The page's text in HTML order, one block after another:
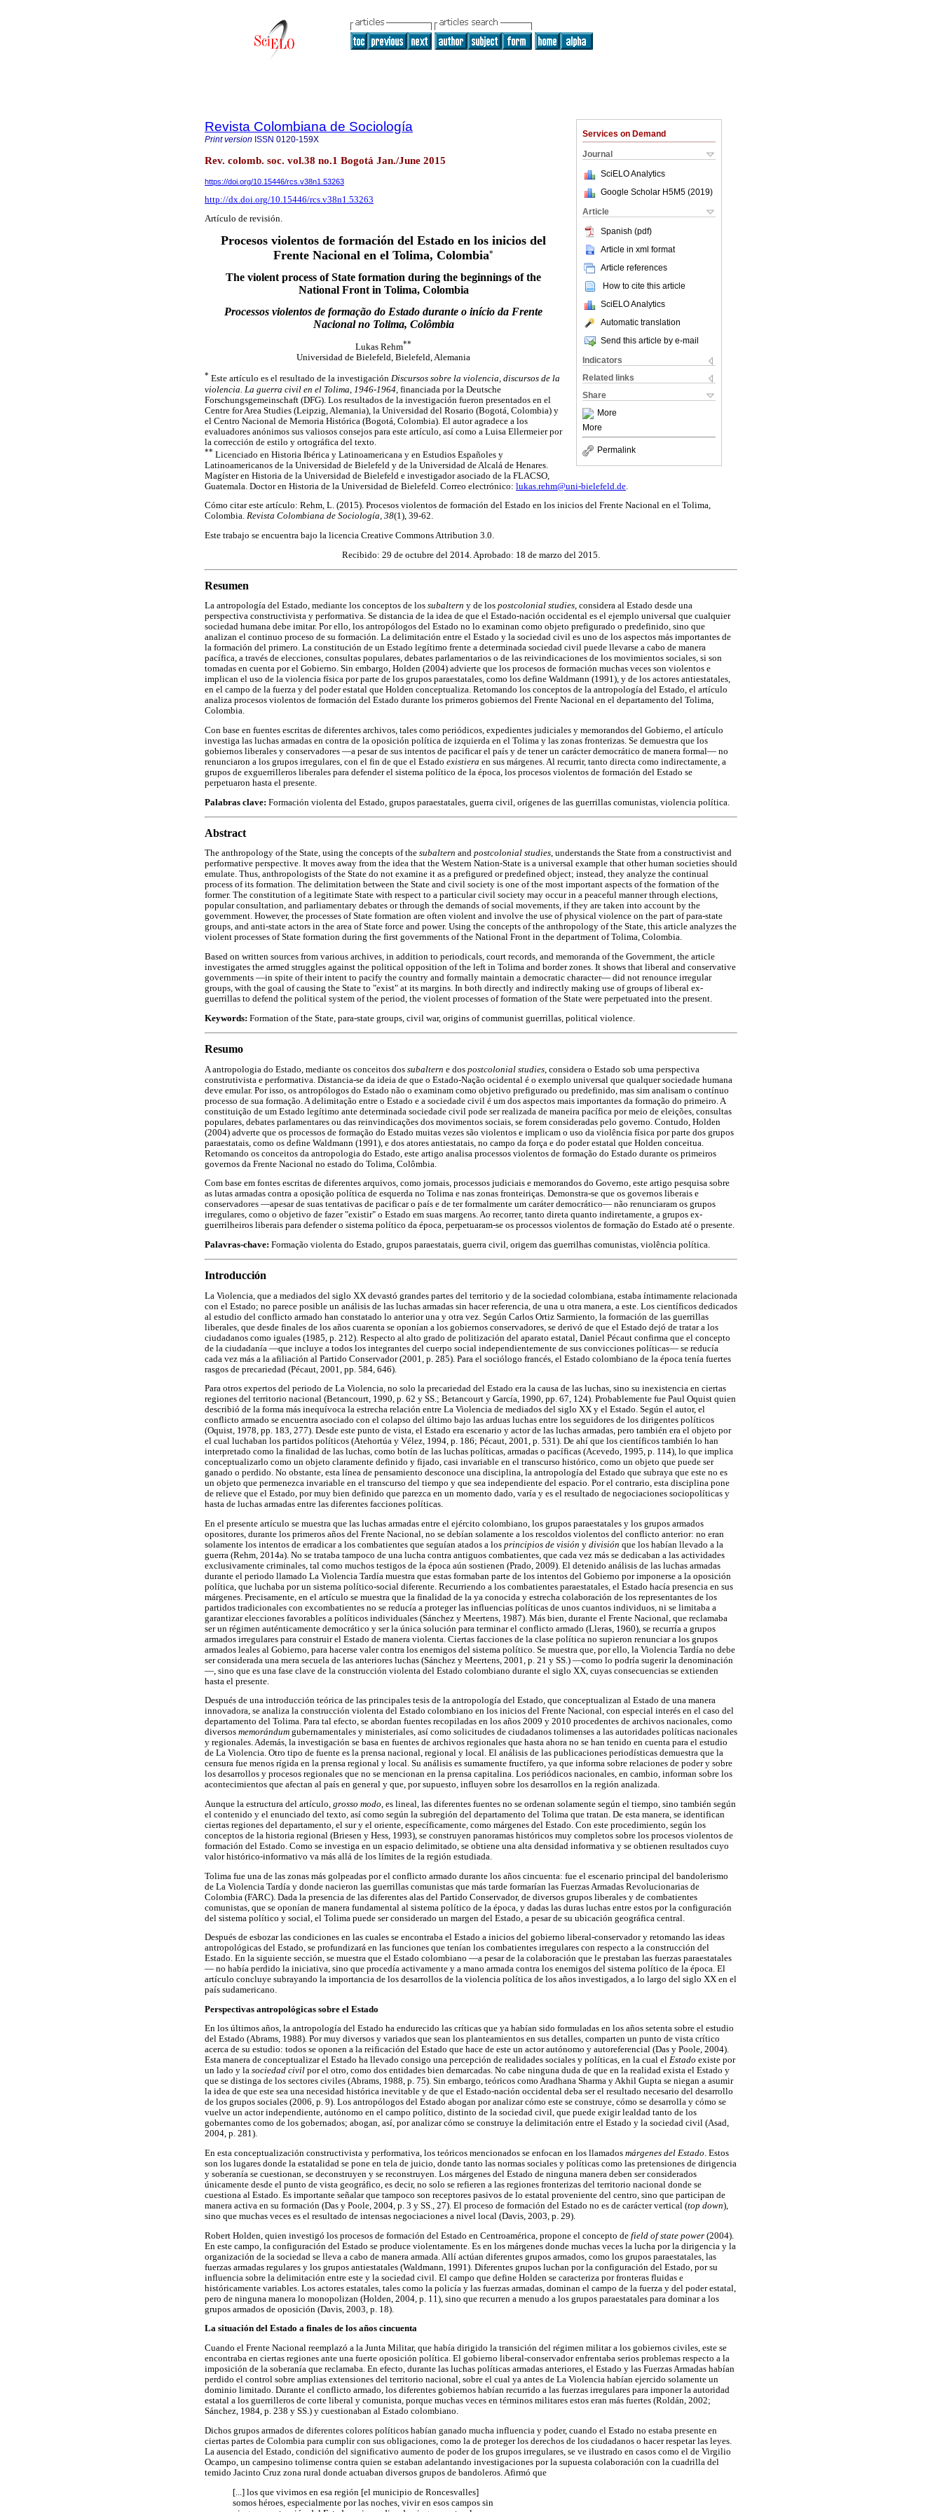
Services on Demand
Journal
SciELO Analytics
Google Scholar H5M5 (2019)
Article
Spanish (pdf)
Article in xml format
Article references
How to cite this article
SciELO Analytics
Automatic translation
Send this article by e-mail
Indicators
Related links
Share
More
More
Permalink
Revista Colombiana de Sociología
Print version ISSN 0120-159X
Rev. colomb. soc. vol.38 no.1 Bogotá Jan./June 2015
https://doi.org/10.15446/rcs.v38n1.53263
http://dx.doi.org/10.15446/rcs.v38n1.53263
Artículo de revisión.
Procesos violentos de formación del Estado en los inicios del
Frente Nacional en el Tolima, Colombia*
The violent process of State formation during the beginnings of the
National Front in Tolima, Colombia
Processos violentos de formação do Estado durante o início da Frente
Nacional no Tolima, Colômbia
Lukas Rehm**
Universidad de Bielefeld, Bielefeld, Alemania
* Este artículo es el resultado de la investigación Discursos sobre la violencia, discursos de la
violencia. La guerra civil en el Tolima, 1946-1964 , financiada por la Deutsche
Forschungsgemeinschaft (DFG). Los resultados de la investigación fueron presentados en el
Centre for Area Studies (Leipzig, Alemania), la Universidad del Rosario (Bogotá, Colombia) y
el Centro Nacional de Memoria Histórica (Bogotá, Colombia). El autor agradece a los
evaluadores anónimos sus valiosos consejos para este artículo, así como a Luisa Ellermeier por
la corrección de estilo y ortográfica del texto.
** Licenciado en Historia Ibérica y Latinoamericana y en Estudios Españoles y
Latinoamericanos de la Universidad de Bielefeld y de la Universidad de Alcalá de Henares.
Magíster en Historia de la Universidad de Bielefeld e investigador asociado de la FLACSO,
Guatemala. Doctor en Historia de la Universidad de Bielefeld. Correo electrónico: lukas.rehm@uni-bielefeld.de
Cómo citar este artículo: Rehm, L. (2015). Procesos violentos de formación del Estado en los inicios del Frente Nacional en el Tolima,
Colombia. Revista Colombiana de Sociología, 38(1), 39-62.
Este trabajo se encuentra bajo la licencia Creative Commons Attribution 3.0.
Recibido: 29 de octubre del 2014. Aprobado: 18 de marzo del 2015.
Resumen
La antropología del Estado, mediante los conceptos de los subaltern y de los postcolonial studies, considera al Estado desde una
perspectiva constructivista y performativa. Se distancia de la idea de que el Estado-nación occidental es el ejemplo universal que cualquier
sociedad humana debe imitar. Por ello, los antropólogos del Estado no lo examinan como objeto prefigurado o predefinido, sino que
analizan el continuo proceso de su formación. La delimitación entre el Estado y la sociedad civil es uno de los aspectos más importantes de
la formación del primero. La constitución de un Estado legítimo frente a determinada sociedad civil puede llevarse a cabo de manera
pacífica, a través de elecciones, consultas populares, debates parlamentarios o de las reivindicaciones de los movimientos sociales, si son
tomadas en cuenta por el Gobierno. Sin embargo, Holden (2004) advierte que los procesos de formación muchas veces son violentos e
implican el uso de la violencia física por parte de los grupos paraestatales, como los define Waldmann (1991), y de los actores antiestatales,
en el campo de la fuerza y del poder estatal que Holden conceptualiza. Retomando los conceptos de la antropología del Estado, el artículo
analiza procesos violentos de formación del Estado durante los primeros gobiernos del Frente Nacional en el departamento del Tolima,
Colombia.
Con base en fuentes escritas de diferentes archivos, tales como periódicos, expedientes judiciales y memorandos del Gobierno, el artículo
investiga las luchas armadas en contra de la oposición política de izquierda en el Tolima y las zonas fronterizas. Se demuestra que los
gobiernos liberales y conservadores —a pesar de sus intentos de pacificar el país y de tener un carácter democrático de manera formal— no
renunciaron a los grupos irregulares, con el fin de que el Estado existiera en sus márgenes. Al recurrir, tanto directa como indirectamente, a
grupos de exguerrilleros liberales para defender el sistema político de la época, los procesos violentos de formación del Estado se
perpetuaron hasta el presente.
Palabras clave: Formación violenta del Estado, grupos paraestatales, guerra civil, orígenes de las guerrillas comunistas, violencia política.
Abstract
The anthropology of the State, using the concepts of the subaltern and postcolonial studies, understands the State from a constructivist and
performative perspective. It moves away from the idea that the Western Nation-State is a universal example that other human societies should
emulate. Thus, anthropologists of the State do not examine it as a prefigured or predefined object; instead, they analyze the continual
process of its formation. The delimitation between the State and civil society is one of the most important aspects of the formation of the
former. The constitution of a legitimate State with respect to a particular civil society may occur in a peaceful manner through elections,
popular consultation, and parliamentary debates or through the demands of social movements, if they are taken into account by the
government. However, the processes of State formation are often violent and involve the use of physical violence on the part of para-state
groups, and anti-state actors in the area of State force and power. Using the concepts of the anthropology of the State, this article analyzes the
violent processes of State formation during the first governments of the National Front in the department of Tolima, Colombia.
Based on written sources from various archives, in addition to periodicals, court records, and memoranda of the Government, the article
investigates the armed struggles against the political opposition of the left in Tolima and border zones. It shows that liberal and conservative
governments —in spite of their intent to pacify the country and formally maintain a democratic character— did not renounce irregular
groups, with the goal of causing the State to "exist" at its margins. In both directly and indirectly making use of groups of liberal ex-
guerrillas to defend the political system of the period, the violent processes of formation of the State were perpetuated into the present.
Keywords: Formation of the State, para-state groups, civil war, origins of communist guerrillas, political violence.
Resumo
A antropologia do Estado, mediante os conceitos dos subaltern e dos postcolonial studies , considera o Estado sob uma perspectiva
construtivista e performativa. Distancia-se da ideia de que o Estado-Nação ocidental é o exemplo universal que qualquer sociedade humana
deve emular. Por isso, os antropólogos do Estado não o examinam como objetivo prefigurado ou predefinido, mas sim analisam o contínuo
processo de sua formação. A delimitação entre o Estado e a sociedade civil é um dos aspectos mais importantes da formação do primeiro. A
constituição de um Estado legítimo ante determinada sociedade civil pode ser realizada de maneira pacífica por meio de eleições, consultas
populares, debates parlamentares ou das reinvindicações dos movimentos sociais, se forem consideradas pelo governo. Contudo, Holden
(2004) adverte que os processos de formação do Estado muitas vezes são violentos e implicam o uso da violência física por parte dos grupos
paraestatais, como os define Waldmann (1991), e dos atores antiestatais, no campo da força e do poder estatal que Holden conceitua.
Retomando os conceitos da antropologia do Estado, este artigo analisa processos violentos de formação do Estado durante os primeiros
governos da Frente Nacional no estado do Tolima, Colômbia.
Com base em fontes escritas de diferentes arquivos, como jornais, processos judiciais e memorandos do Governo, este artigo pesquisa sobre
as lutas armadas contra a oposição política de esquerda no Tolima e nas zonas fronteiriças. Demonstra-se que os governos liberais e
conservadores —apesar de suas tentativas de pacificar o país e de ter formalmente um caráter democrático— não renunciaram os grupos
irregulares, como o objetivo de fazer "existir" o Estado em suas margens. Ao recorrer, tanto direta quanto indiretamente, a grupos ex-
guerrilheiros liberais para defender o sistema político da época, perpetuaram-se os processos violentos de formação do Estado até o presente.
Palavras-chave: Formação violenta do Estado, grupos paraestatais, guerra civil, origem das guerrilhas comunistas, violência política.
Introducción
La Violencia, que a mediados del siglo XX devastó grandes partes del territorio y de la sociedad colombiana, estaba íntimamente relacionada
con el Estado; no parece posible un análisis de las luchas armadas sin hacer referencia, de una u otra manera, a este. Los científicos dedicados
al estudio del conflicto armado han constatado lo anterior una y otra vez. Según Carlos Ortiz Sarmiento, la formación de las guerrillas
liberales, que desde finales de los años cuarenta se oponían a los gobiernos conservadores, se derivó de que el Estado dejó de tratar a los
ciudadanos como iguales (1985, p. 212). Respecto al alto grado de politización del aparato estatal, Daniel Pécaut confirma que el concepto
de la ciudadanía —que incluye a todos los integrantes del cuerpo social independientemente de sus convicciones políticas— se reducía
cada vez más a la afiliación al Partido Conservador (2001, p. 285). Para el sociólogo francés, el Estado colombiano de la época tenía fuertes
rasgos de precariedad (Pécaut, 2001, pp. 584, 646).
Para otros expertos del periodo de La Violencia, no solo la precariedad del Estado era la causa de las luchas, sino su inexistencia en ciertas
regiones del territorio nacional (Betancourt, 1990, p. 62 y SS.; Betancourt y García, 1990, pp. 67, 124). Probablemente fue Paul Oquist quien
describió de la forma más inequívoca la estrecha relación entre La Violencia de mediados del siglo XX y el Estado. Según el autor, el
conflicto armado se encuentra asociado con el colapso del último bajo las arduas luchas entre los seguidores de los dirigentes políticos
(Oquist, 1978, pp. 183, 277). Desde este punto de vista, el Estado era escenario y actor de las luchas armadas, pero también era el objeto por
el cual luchaban los partidos políticos (Atehortúa y Vélez, 1994, p. 186; Pécaut, 2001, p. 531). De ahí que los científicos también lo han
interpretado como la finalidad de las luchas, como botín de las luchas políticas, armadas o pacíficas (Acevedo, 1995, p. 114), lo que implica
conceptualizarlo como un objeto claramente definido y fijado, casi invariable en el transcurso histórico, como un objeto que puede ser
ganado o perdido. No obstante, esta línea de pensamiento desconoce una disciplina, la antropología del Estado que subraya que este no es
un objeto que permenezca invariable en el transcurso del tiempo y que sea independiente del espacio. Por el contrario, esta disciplina pone
de relieve que el Estado, por muy bien definido que parezca en un momento dado, varía y es el resultado de negociaciones sociopolíticas y
hasta de luchas armadas entre las diferentes facciones políticas.
En el presente artículo se muestra que las luchas armadas entre el ejército colombiano, los grupos paraestatales y los grupos armados
opositores, durante los primeros años del Frente Nacional, no se debían solamente a los rescoldos violentos del conflicto anterior: no eran
solamente los intentos de erradicar a los combatientes que seguían atados a los principios de visión y división que los habían llevado a la
guerra (Rehm, 2014a). No se trataba tampoco de una lucha contra antiguos combatientes, que cada vez más se dedicaban a las actividades
exclusivamente criminales, tal como muchos testigos de la época aún sostienen (Prado, 2009). El detenido análisis de las luchas armadas
durante el periodo llamado La Violencia Tardía muestra que estas formaban parte de los intentos del Gobierno por imponerse a la oposición
política, que luchaba por un sistema político-social diferente. Recurriendo a los combatientes paraestatales, el Estado hacía presencia en sus
márgenes. Precisamente, en el artículo se muestra que la finalidad de la ya conocida y estrecha colaboración de los representantes de los
partidos tradicionales con excombatientes no se reducía a proteger las influencias políticas de unos cuantos individuos, ni se limitaba a
garantizar elecciones favorables a políticos individuales (Sánchez y Meertens, 1987). Más bien, durante el Frente Nacional, que reclamaba
ser un régimen auténticamente democrático y ser la única solución para terminar el conflicto armado (Lleras, 1960), se recurría a grupos
armados irregulares para construir el Estado de manera violenta. Ciertas facciones de la clase política no supieron renunciar a los grupos
armados leales al Gobierno, para hacerse valer contra los enemigos del sistema político. Se muestra que, por ello, la Violencia Tardía no debe
ser considerada una mera secuela de las anteriores luchas (Sánchez y Meertens, 2001, p. 21 y SS.) —como lo podría sugerir la denominación
—, sino que es una fase clave de la construcción violenta del Estado colombiano durante el siglo XX, cuyas consecuencias se extienden
hasta el presente.
Después de una introducción teórica de las principales tesis de la antropología del Estado, que conceptualizan al Estado de una manera
innovadora, se analiza la construcción violenta del Estado colombiano en los inicios del Frente Nacional, con especial interés en el caso del
departamento del Tolima. Para tal efecto, se abordan fuentes recopiladas en los años 2009 y 2010 procedentes de archivos nacionales, como
diversos memorándum gubernamentales y ministeriales, así como solicitudes de ciudadanos tolimenses a las autoridades políticas nacionales
y regionales. Además, la investigación se basa en fuentes de archivos regionales que hasta ahora no se han tenido en cuenta para el estudio
de La Violencia. Otro tipo de fuente es la prensa nacional, regional y local. El análisis de las publicaciones periodísticas demuestra que la
censura fue menos rígida en la prensa regional y local. Su análisis es sumamente fructífero, ya que informa sobre relaciones de poder y sobre
los desarrollos y procesos regionales que no se mencionan en la prensa capitalina. Los periódicos nacionales, en cambio, informan sobre los
acontecimientos que afectan al país en general y que, por supuesto, influyen sobre los desarrollos en la región analizada.
Aunque la estructura del artículo, grosso modo, es lineal, las diferentes fuentes no se ordenan solamente según el tiempo, sino también según
el contenido y el enunciado del texto, así como según la subregión del departamento del Tolima que tratan. De esta manera, se identifican
ciertas regiones del departamento, el sur y el oriente, específicamente, como márgenes del Estado. Con este procedimiento, según los
conceptos de la historia regional (Briesen y Hess, 1993), se construyen panoramas históricos muy completos sobre los procesos violentos de
formación del Estado. Como se investiga en un espacio delimitado, se obtiene una alta densidad informativa y se obtienen resultados cuyo
valor histórico-informativo va más allá de los límites de la región estudiada.
Tolima fue una de las zonas más golpeadas por el conflicto armado durante los años cincuenta: fue el escenario principal del bandolerismo
de La Violencia Tardía y donde nacieron las guerrillas comunistas que más tarde formarían las Fuerzas Armadas Revolucionarias de
Colombia (FARC). Dada la presencia de las diferentes alas del Partido Conservador, de diversos grupos liberales y de combatientes
comunistas, que se oponían de manera fundamental al sistema político de la época, y dadas las duras luchas entre estos por la configuración
del sistema político y social, el Tolima puede ser considerado un margen del Estado, a pesar de su ubicación geográfica central.
Después de esbozar las condiciones en las cuales se encontraba el Estado a inicios del gobierno liberal-conservador y retomando las ideas
antropológicas del Estado, se profundizará en las funciones que tenían los combatientes irregulares con respecto a la construcción del
Estado. En la siguiente sección, se muestra que el Estado colombiano —a pesar de la colaboración que le prestaban las fuerzas paraestatales
— no había perdido la iniciativa, sino que procedía activamente y a mano armada contra los enemigos del sistema político de la época. El
artículo concluye subrayando la importancia de los desarrollos de la violencia política de los años investigados, a lo largo del siglo XX en el
país sudamericano.
Perspectivas antropológicas sobre el Estado
En los últimos años, la antropología del Estado ha endurecido las críticas que ya habían sido formuladas en los años setenta sobre el estudio
del Estado (Abrams, 1988). Por muy diversos y variados que sean los planteamientos en sus detalles, comparten un punto de vista crítico
acerca de su estudio: todos se oponen a la reificación del Estado que hace de este un actor autónomo y autoreferencial (Das y Poole, 2004).
Esta manera de conceptualizar el Estado ha llevado consigo una percepción de realidades sociales y políticas, en la cual el Estado existe por
un lado y la sociedad civil por el otro, como dos entidades bien demarcadas. No cabe ninguna duda de que en la realidad exista el Estado y
que se distinga de los sectores civiles (Abrams, 1988, p. 75). Sin embargo, teóricos como Aradhana Sharma y Akhil Gupta se niegan a asumir
la idea de que este sea una necesidad histórica inevitable y de que el Estado-nación occidental deba ser el resultado necesario del desarrollo
de los grupos sociales (2006, p. 9). Los antropólogos del Estado abogan por analizar cómo este se construye, cómo se desarrolla y cómo se
vuelve un actor independiente, autónomo en el campo político, distinto de la sociedad civil, que puede exigir lealdad tanto de los
gobernantes como de los gobernados; abogan, así, por analizar cómo se construye la delimitación entre el Estado y la sociedad civil (Asad,
2004, p. 281).
En esta conceptualización constructivista y performativa, los teóricos mencionados se enfocan en los llamados márgenes del Estado. Estos
son los lugares donde la estatalidad se pone en tela de juicio, donde tanto las normas sociales y políticas como las pretensiones de dirigencia
y soberanía se cuestionan, se deconstruyen y se reconstruyen. Los márgenes del Estado de ninguna manera deben ser considerados
únicamente desde el punto de vista geográfico, es decir, no solo se refieren a las regiones fronterizas del territorio nacional donde se
cuestiona al Estado. Es importante señalar que tampoco son receptores pasivos de lo estatal proveniente del centro, sino que participan de
manera activa en su formación (Das y Poole, 2004, p. 3 y SS., 27). El proceso de formación del Estado no es de carácter vertical (top down),
sino que muchas veces es el resultado de intensas negociaciones a nivel local (Davis, 2003, p. 29).
Robert Holden, quien investigó los procesos de formación del Estado en Centroamérica, propone el concepto de field of state power (2004).
En este campo, la configuración del Estado se produce violentamente. Es en los márgenes donde muchas veces la lucha por la dirigencia y la
organización de la sociedad se lleva a cabo de manera armada. Allí actúan diferentes grupos armados, como los grupos paraestatales, las
fuerzas armadas regulares y los grupos antiestatales (Waldmann, 1991). Diferentes grupos luchan por la configuración del Estado, por su
influencia sobre la delimitación entre este y la sociedad civil. El campo que define Holden se caracteriza por fronteras fluidas e
históricamente variables. Los actores estatales, tales como la policía y las fuerzas armadas, dominan el campo de la fuerza y del poder estatal,
pero de ninguna manera lo monopolizan (Holden, 2004, p. 11), sino que recurren a menudo a los grupos paraestatales para dominar a los
grupos armados de oposición (Davis, 2003, p. 18).
La situación del Estado a finales de los años cincuenta
Cuando el Frente Nacional reemplazó a la Junta Militar, que había dirigido la transición del régimen militar a los gobiernos civiles, este se
encontraba en ciertas regiones ante una fuerte oposición política. El gobierno liberal-conservador enfrentaba serios problemas respecto a la
imposición de la soberanía que reclamaba. En efecto, durante las luchas políticas armadas anteriores, el Estado y las Fuerzas Armadas habían
perdido el control sobre amplias extensiones del territorio nacional, sobre el cual ya antes de La Violencia habían ejercido solamente un
dominio limitado. Durante el conflicto armado, los diferentes gobiernos habían recurrido a las fuerzas irregulares para imponer la autoridad
estatal a los guerrilleros de corte liberal y comunista, porque muchas veces en términos militares estos eran más fuertes (Roldán, 2002;
Sánchez, 1984, p. 238 y SS.) y cuestionaban al Estado colombiano.
Dichos grupos armados de diferentes colores políticos habían ganado mucha influencia y poder, cuando el Estado no estaba presente en
ciertas partes de Colombia para cumplir con sus obligaciones, como la de proteger los derechos de los ciudadanos o hacer respetar las leyes.
La ausencia del Estado, condición del significativo aumento de poder de los grupos irregulares, se ve ilustrado en casos como el de Virgilio
Ocampo, un campesino tolimense contra quien se estaban adelantando investigaciones por la supuesta colaboración con la cuadrilla del
temido Jacinto Cruz zona rural donde actuaban diversos grupos de bandoleros. Afirmó que
[...] los que vivimos en esa región [el municipio de Roncesvalles]
somos héroes, especialmente por las noches, vivir en esos campos sin